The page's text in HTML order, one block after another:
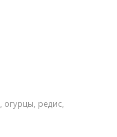
огурцы редис,